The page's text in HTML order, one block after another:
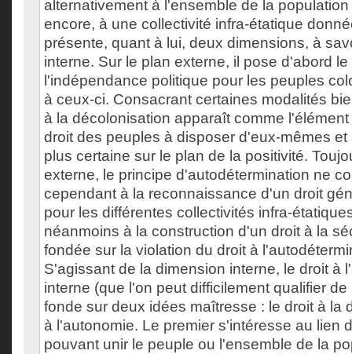
alternativement à l'ensemble de la
encore, à une collectivité infra-étatique
présente, quant à lui, deux dimensions, à
interne. Sur le plan externe, il pose d'abord le
l'indépendance politique pour les peuples
à ceux-ci. Consacrant certaines modalités
à la décolonisation apparaît comme
droit des peuples à disposer d'eux-mêmes
plus certaine sur le plan de la positivité.
externe, le principe d'autodétermination ne
cependant à la reconnaissance d'un droit
pour les différentes collectivités infra-
néanmoins à la construction d'un droit à la
fondée sur la violation du droit à
S'agissant de la dimension interne, le droit à
interne (que l'on peut difficilement qualifier
fonde sur deux idées maîtresse : le droit à la
à l'autonomie. Le premier s'intéresse au lien
pouvant unir le peuple ou l'ensemble de la